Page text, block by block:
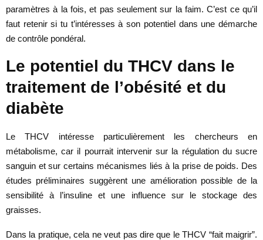
paramètres à la fois, et pas seulement sur la faim. C’est ce qu’il
faut retenir si tu t’intéresses à son potentiel dans une démarche
de contrôle pondéral.
Le potentiel du THCV dans le
traitement de l’obésité et du
diabète
Le THCV intéresse particulièrement les chercheurs en
métabolisme, car il pourrait intervenir sur la régulation du sucre
sanguin et sur certains mécanismes liés à la prise de poids. Des
études préliminaires suggèrent une amélioration possible de la
sensibilité à l’insuline et une influence sur le stockage des
graisses.
Dans la pratique, cela ne veut pas dire que le THCV “fait maigrir”.